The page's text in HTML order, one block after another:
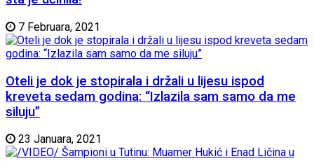
7 Februara, 2021
Oteli je dok je stopirala i držali u lijesu ispod
kreveta sedam godina: “Izlazila sam samo da me
siluju”
23 Januara, 2021